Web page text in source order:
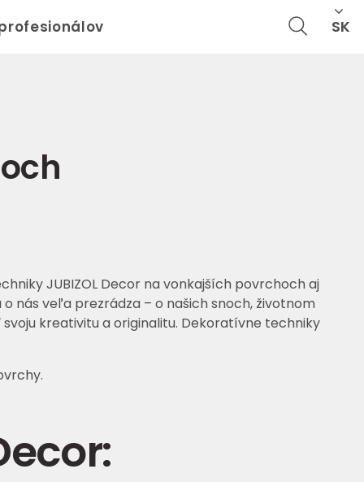
SK
JUBIZOL Decor na vonkajších povrchoch aj
nás veľa prezrádza – o našich snoch, životnom
kreativitu a originalitu. Dekoratívne techniky